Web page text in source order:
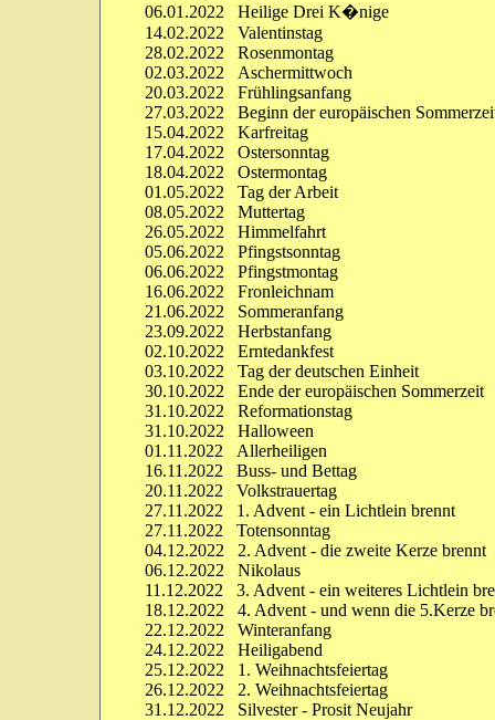
06.01.2022 Heilige Drei K�nige
14.02.2022 Valentinstag
28.02.2022 Rosenmontag
02.03.2022 Aschermittwoch
20.03.2022 Frühlingsanfang
27.03.2022 Beginn der europäischen
15.04.2022 Karfreitag
17.04.2022 Ostersonntag
18.04.2022 Ostermontag
01.05.2022 Tag der Arbeit
08.05.2022 Muttertag
26.05.2022 Himmelfahrt
05.06.2022 Pfingstsonntag
06.06.2022 Pfingstmontag
16.06.2022 Fronleichnam
21.06.2022 Sommeranfang
23.09.2022 Herbstanfang
02.10.2022 Erntedankfest
03.10.2022 Tag der deutschen Einheit
30.10.2022 Ende der europäischen Sommerzeit
31.10.2022 Reformationstag
31.10.2022 Halloween
01.11.2022 Allerheiligen
16.11.2022 Buss- und Bettag
20.11.2022 Volkstrauertag
27.11.2022 1. Advent - ein Lichtlein brennt
27.11.2022 Totensonntag
04.12.2022 2. Advent - die zweite Kerze brennt
06.12.2022 Nikolaus
11.12.2022 3. Advent - ein weiteres Lichtlein
18.12.2022 4. Advent - und wenn die 5.Kerze
22.12.2022 Winteranfang
24.12.2022 Heiligabend
25.12.2022 1. Weihnachtsfeiertag
26.12.2022 2. Weihnachtsfeiertag
31.12.2022 Silvester - Prosit Neujahr